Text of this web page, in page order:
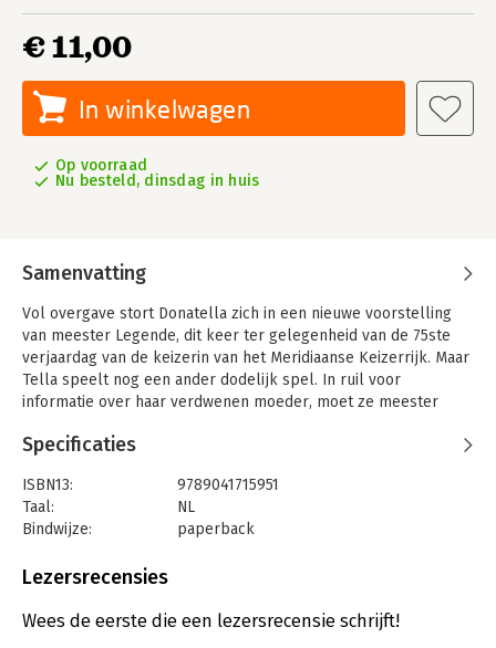
€ 11,00
In winkelwagen
Op voorraad
Nu besteld, dinsdag in huis
Samenvatting
Vol overgave stort Donatella zich in een nieuwe voorstelling
van meester Legende, dit keer ter gelegenheid van de 75ste
verjaardag van de keizerin van het Meridiaanse Keizerrijk. Maar
Tella speelt nog een ander dodelijk spel. In ruil voor
informatie over haar verdwenen moeder, moet ze meester
geheim probeert te ontrafelen, groeit haar fascinatie voor hem.
algauw bevindt haar hart - én daarmee haar leven - zich in
groot gevaar...
Specificaties
ISBN13:
9789041715951
Taal:
NL
Bindwijze:
paperback
Uitgever:
Verschijningsdatum:
29-2-2024
Lezersrecensies
Wees de eerste die een lezersrecensie schrijft!